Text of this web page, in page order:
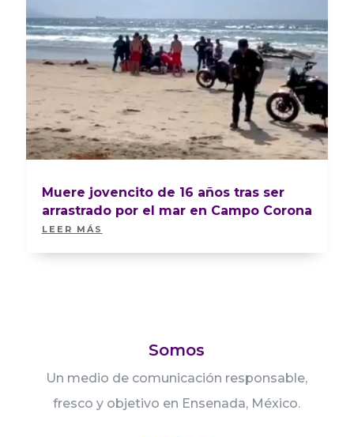
Muere jovencito de 16 años tras ser
arrastrado por el mar en Campo Corona
LEER MÁS
Somos
Un medio de comunicación responsable,
fresco y objetivo en Ensenada, México.